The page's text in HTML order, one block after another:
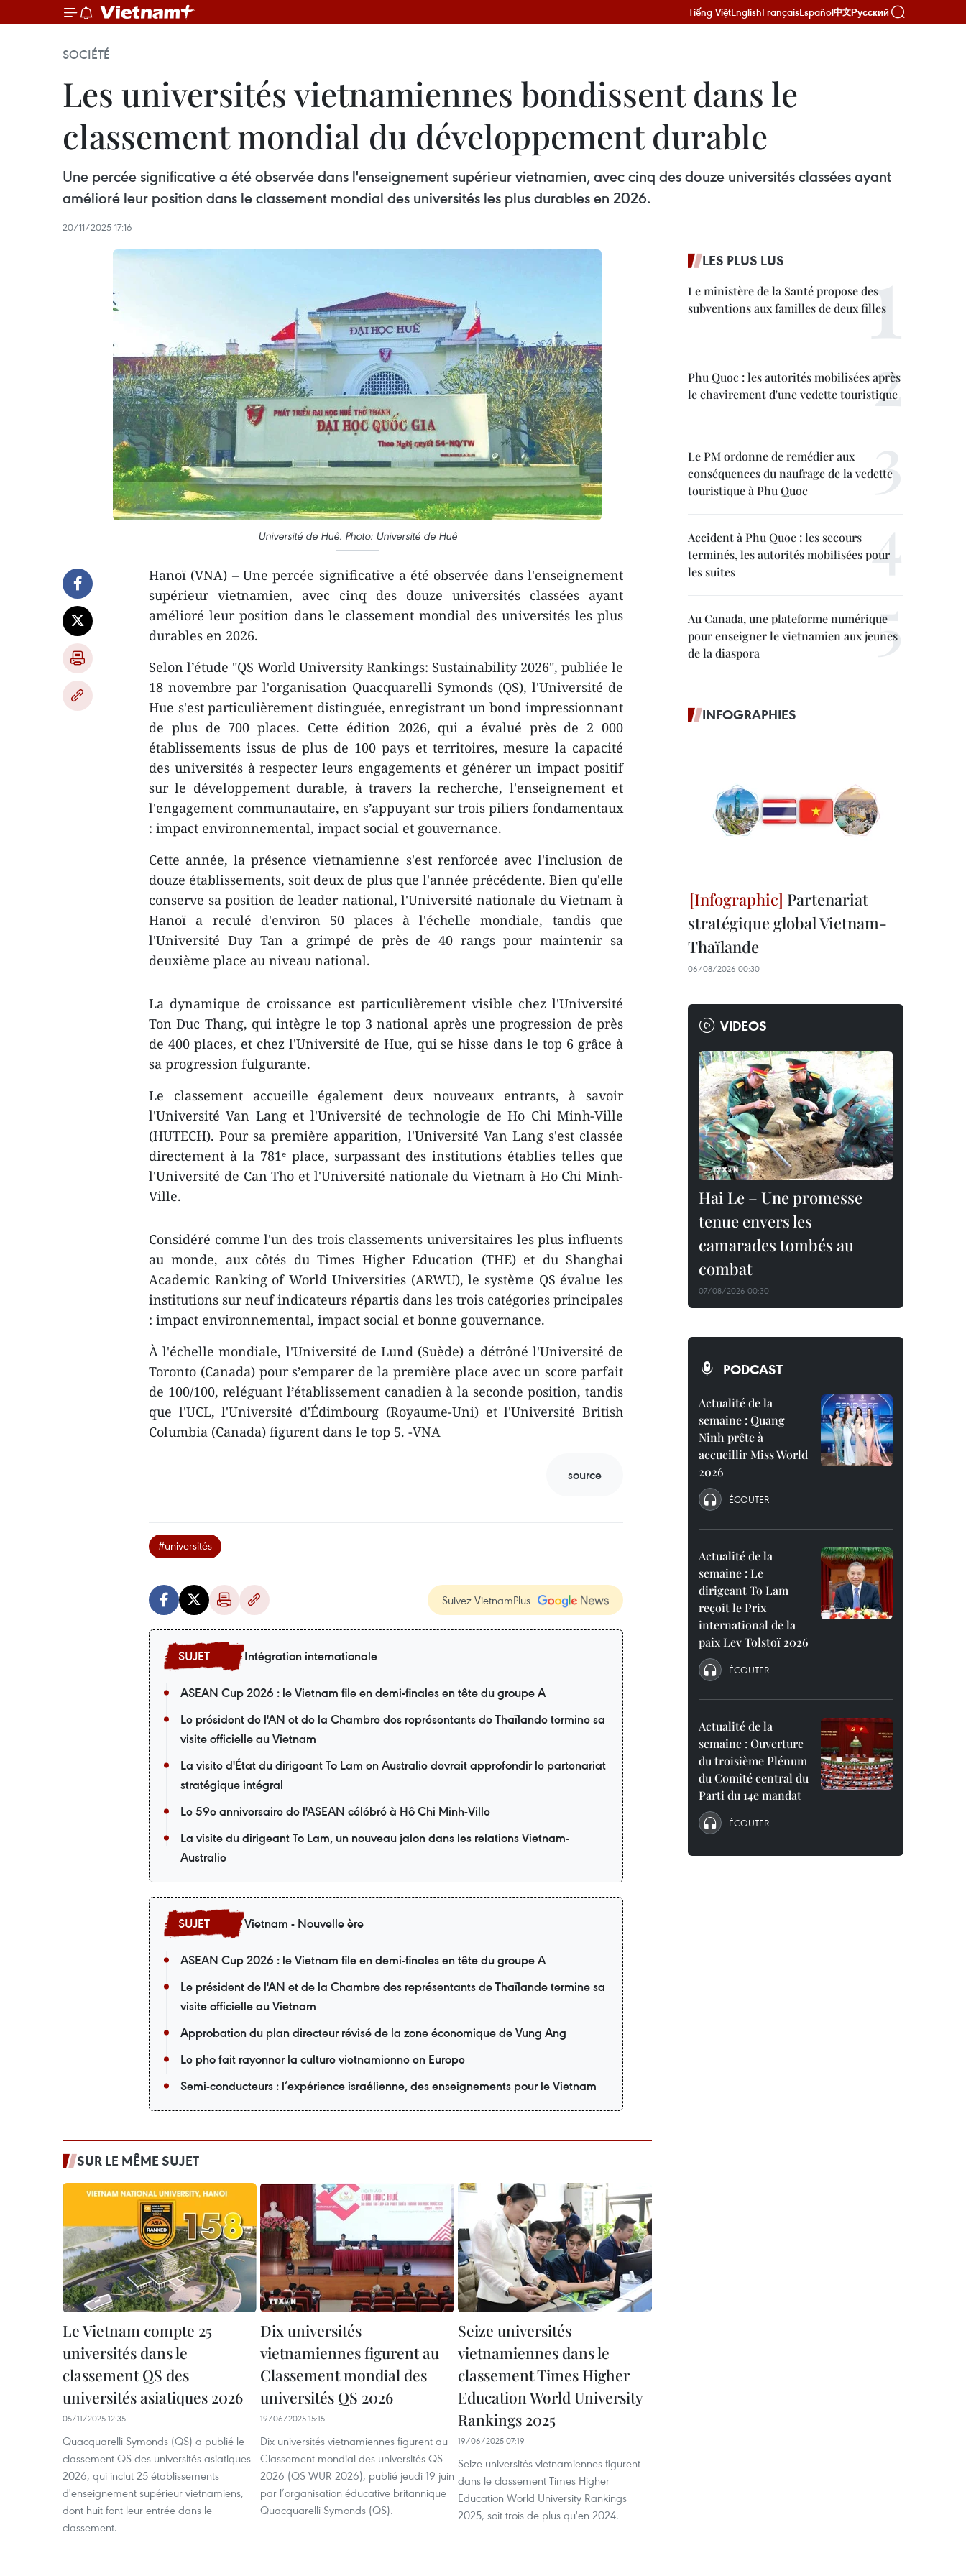
Tiếng ViệtEnglishFrançaisEspañol中文Русский
SOCIÉTÉ
Les universités vietnamiennes bondissent dans le
classement mondial du développement durable
Une percée significative a été observée dans l'enseignement supérieur vietnamien, avec cinq des douze universités classées ayant
amélioré leur position dans le classement mondial des universités les plus durables en 2026.
20/11/2025 17:16
Université de Huê. Photo: Université de Huê
Hanoï (VNA) – Une percée significative a été observée dans l'enseignement
supérieur vietnamien, avec cinq des douze universités classées ayant
amélioré leur position dans le classement mondial des universités les plus
durables en 2026.
Selon l’étude "QS World University Rankings: Sustainability 2026", publiée le
18 novembre par l'organisation Quacquarelli Symonds (QS), l'Université de
Hue s'est particulièrement distinguée, enregistrant un bond impressionnant
de plus de 700 places. Cette édition 2026, qui a évalué près de 2 000
établissements issus de plus de 100 pays et territoires, mesure la capacité
des universités à respecter leurs engagements et générer un impact positif
sur le développement durable, à travers la recherche, l'enseignement et
l'engagement communautaire, en s’appuyant sur trois piliers fondamentaux
: impact environnemental, impact social et gouvernance.
Cette année, la présence vietnamienne s'est renforcée avec l'inclusion de
douze établissements, soit deux de plus que l'année précédente. Bien qu'elle
conserve sa position de leader national, l'Université nationale du Vietnam à
Hanoï a reculé d'environ 50 places à l'échelle mondiale, tandis que
l'Université Duy Tan a grimpé de près de 40 rangs pour maintenir sa
deuxième place au niveau national.
La dynamique de croissance est particulièrement visible chez l'Université
Ton Duc Thang, qui intègre le top 3 national après une progression de près
de 400 places, et chez l'Université de Hue, qui se hisse dans le top 6 grâce à
sa progression fulgurante.
Le classement accueille également deux nouveaux entrants, à savoir
l'Université Van Lang et l'Université de technologie de Ho Chi Minh-Ville
(HUTECH). Pour sa première apparition, l'Université Van Lang s'est classée
directement à la 781ᵉ place, surpassant des institutions établies telles que
l'Université de Can Tho et l'Université nationale du Vietnam à Ho Chi Minh-
Ville.
Considéré comme l'un des trois classements universitaires les plus influents
au monde, aux côtés du Times Higher Education (THE) et du Shanghai
Academic Ranking of World Universities (ARWU), le système QS évalue les
institutions sur neuf indicateurs répartis dans les trois catégories principales
: impact environnemental, impact social et bonne gouvernance.
À l'échelle mondiale, l'Université de Lund (Suède) a détrôné l'Université de
Toronto (Canada) pour s’emparer de la première place avec un score parfait
de 100/100, reléguant l’établissement canadien à la seconde position, tandis
que l'UCL, l'Université d'Édimbourg (Royaume-Uni) et l'Université British
Columbia (Canada) figurent dans le top 5. -VNA
source
#universités
Suivez VietnamPlus
Intégration internationale
ASEAN Cup 2026 : le Vietnam file en demi-finales en tête du groupe A
Le président de l'AN et de la Chambre des représentants de Thaïlande termine sa
visite officielle au Vietnam
La visite d'État du dirigeant To Lam en Australie devrait approfondir le partenariat
stratégique intégral
Le 59e anniversaire de l'ASEAN célébré à Hô Chi Minh-Ville
La visite du dirigeant To Lam, un nouveau jalon dans les relations Vietnam-
Australie
Vietnam - Nouvelle ère
ASEAN Cup 2026 : le Vietnam file en demi-finales en tête du groupe A
Le président de l'AN et de la Chambre des représentants de Thaïlande termine sa
visite officielle au Vietnam
Approbation du plan directeur révisé de la zone économique de Vung Ang
Le pho fait rayonner la culture vietnamienne en Europe
Semi-conducteurs : l’expérience israélienne, des enseignements pour le Vietnam
SUR LE MÊME SUJET
Le Vietnam compte 25
universités dans le
classement QS des
universités asiatiques 2026
05/11/2025 12:35
Quacquarelli Symonds (QS) a publié le
classement QS des universités asiatiques
2026, qui inclut 25 établissements
d'enseignement supérieur vietnamiens,
dont huit font leur entrée dans le
classement.
Dix universités
vietnamiennes figurent au
Classement mondial des
universités QS 2026
19/06/2025 15:15
Dix universités vietnamiennes figurent au
Classement mondial des universités QS
2026 (QS WUR 2026), publié jeudi 19 juin
par l’organisation éducative britannique
Quacquarelli Symonds (QS).
Seize universités
vietnamiennes dans le
classement Times Higher
Education World University
Rankings 2025
19/06/2025 07:19
Seize universités vietnamiennes figurent
dans le classement Times Higher
Education World University Rankings
2025, soit trois de plus qu'en 2024.
LES PLUS LUS
Le ministère de la Santé propose des
subventions aux familles de deux filles
Phu Quoc : les autorités mobilisées après
le chavirement d'une vedette touristique
Le PM ordonne de remédier aux
conséquences du naufrage de la vedette
touristique à Phu Quoc
Accident à Phu Quoc : les secours
terminés, les autorités mobilisées pour
les suites
Au Canada, une plateforme numérique
pour enseigner le vietnamien aux jeunes
de la diaspora
INFOGRAPHIES
Partenariat
stratégique global Vietnam-
Thaïlande
06/08/2026 00:30
VIDEOS
Hai Le – Une promesse
tenue envers les
camarades tombés au
combat
07/08/2026 00:30
PODCAST
Actualité de la
semaine : Quang
Ninh prête à
accueillir Miss World
2026
ÉCOUTER
Actualité de la
semaine : Le
dirigeant To Lam
reçoit le Prix
international de la
paix Lev Tolstoï 2026
ÉCOUTER
Actualité de la
semaine : Ouverture
du troisième Plénum
du Comité central du
Parti du 14e mandat
ÉCOUTER